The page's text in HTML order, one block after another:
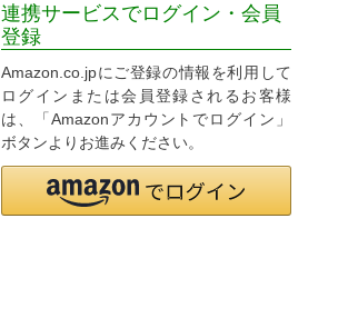
連携サービスでログイン・会員
登録
Amazon.co.jpにご登録の情報を利用して
ログインまたは会員登録されるお客様
は、「Amazonアカウントでログイン」
ボタンよりお進みください。